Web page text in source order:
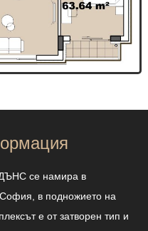
се намира в
София, в подножието на
е от затворен тип и